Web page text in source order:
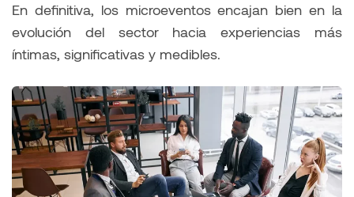
En definitiva, los microeventos encajan bien en la
evolución del sector hacia experiencias más
íntimas, significativas y medibles.